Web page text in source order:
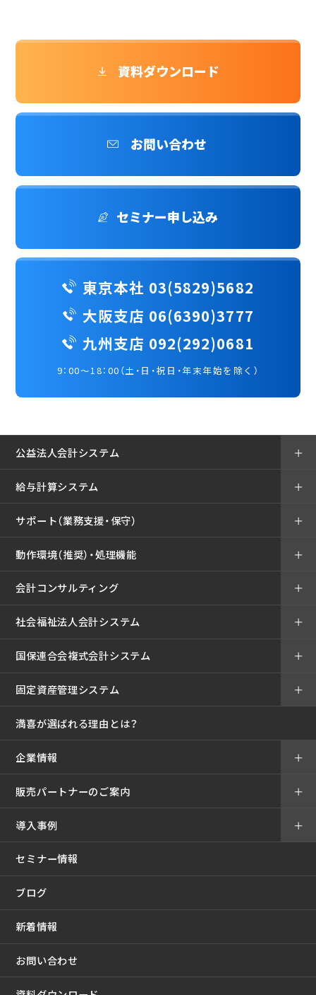
資料ダウンロード
お問い合わせ
セミナー申し込み
東京本社 03(5829)5682
大阪支店 06(6390)3777
九州支店 092(292)0681
9：00～18：00（土・日・祝日・年末年始を除く）
公益法人会計システム ＋
給与計算システム ＋
サポート（業務支援・保守） ＋
動作環境（推奨）・処理機能 ＋
会計コンサルティング ＋
社会福祉法人会計システム ＋
国保連合会複式会計システム ＋
固定資産管理システム ＋
満喜が選ばれる理由とは？
企業情報 ＋
販売パートナーのご案内 ＋
導入事例
セミナー情報
＋
ブログ
新着情報
お問い合わせ